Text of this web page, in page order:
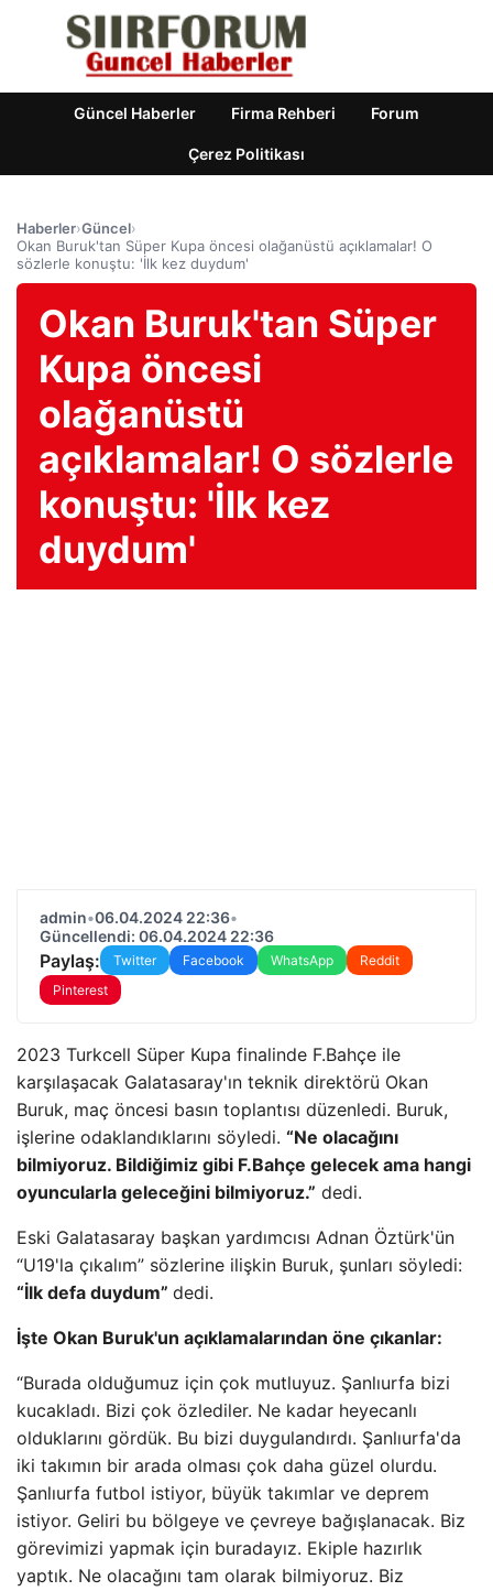
Güncel Haberler Firma Rehberi Forum
Çerez Politikası
Haberler›Güncel›
Okan Buruk'tan Süper Kupa öncesi olağanüstü açıklamalar! O
sözlerle konuştu: 'İlk kez duydum'
Okan Buruk'tan Süper
Kupa öncesi
olağanüstü
açıklamalar! O sözlerle
konuştu: 'İlk kez
duydum'
admin•06.04.2024 22:36•
Güncellendi: 06.04.2024 22:36
Paylaş: Twitter Facebook WhatsApp
Reddit
Pinterest
2023 Turkcell Süper Kupa finalinde F.Bahçe ile
karşılaşacak Galatasaray'ın teknik direktörü Okan
Buruk, maç öncesi basın toplantısı düzenledi. Buruk,
işlerine odaklandıklarını söyledi. “Ne olacağını
bilmiyoruz. Bildiğimiz gibi F.Bahçe gelecek ama hangi
oyuncularla geleceğini bilmiyoruz.” dedi.
Eski Galatasaray başkan yardımcısı Adnan Öztürk'ün
“U19'la çıkalım” sözlerine ilişkin Buruk, şunları söyledi:
“İlk defa duydum” dedi.
İşte Okan Buruk'un açıklamalarından öne çıkanlar:
“Burada olduğumuz için çok mutluyuz. Şanlıurfa bizi
kucakladı. Bizi çok özlediler. Ne kadar heyecanlı
olduklarını gördük. Bu bizi duygulandırdı. Şanlıurfa'da
iki takımın bir arada olması çok daha güzel olurdu.
Şanlıurfa futbol istiyor, büyük takımlar ve deprem
istiyor. Geliri bu bölgeye ve çevreye bağışlanacak. Biz
görevimizi yapmak için buradayız. Ekiple hazırlık
yaptık. Ne olacağını tam olarak bilmiyoruz. Biz